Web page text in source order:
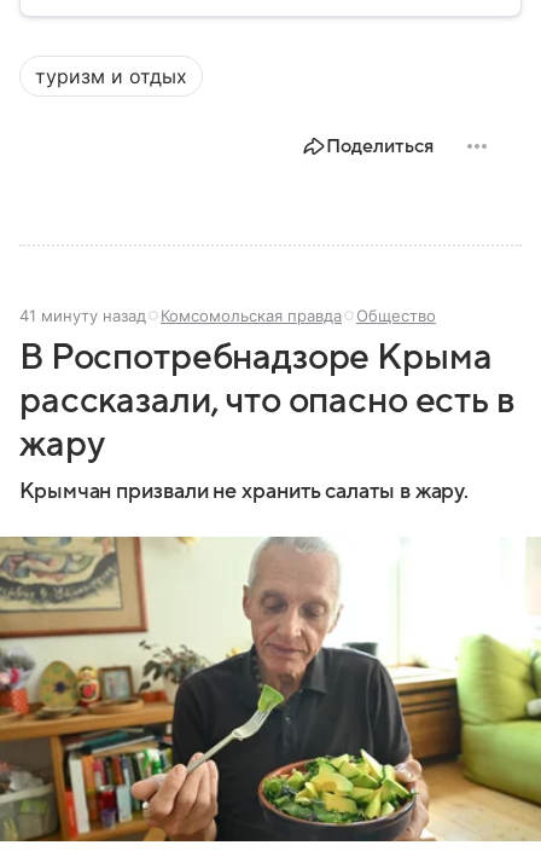
материале — главное об этом городе федерального
значения.
туризм и отдых
Поделиться
41 минуту назад Комсомольская правда Общество
В Роспотребнадзоре Крыма
рассказали, что опасно есть в
жару
Крымчан призвали не хранить салаты в жару.